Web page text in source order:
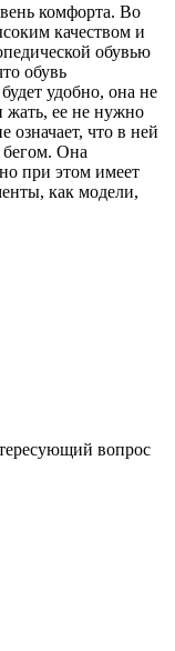
комфорта. Во
качеством и
обувью
обувь
удобно, она не
жать, ее не нужно
означает, что в ней
бегом. Она
при этом имеет
как модели,
вопрос